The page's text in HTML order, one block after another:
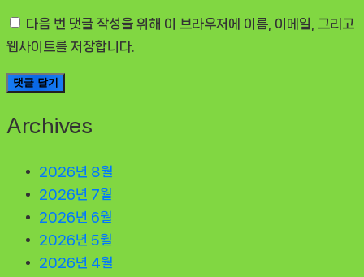
다음 번 댓글 작성을 위해 이 브라우저에 이름, 이메일, 그리고
웹사이트를 저장합니다.
Archives
2026년 8월
2026년 7월
2026년 6월
2026년 5월
2026년 4월